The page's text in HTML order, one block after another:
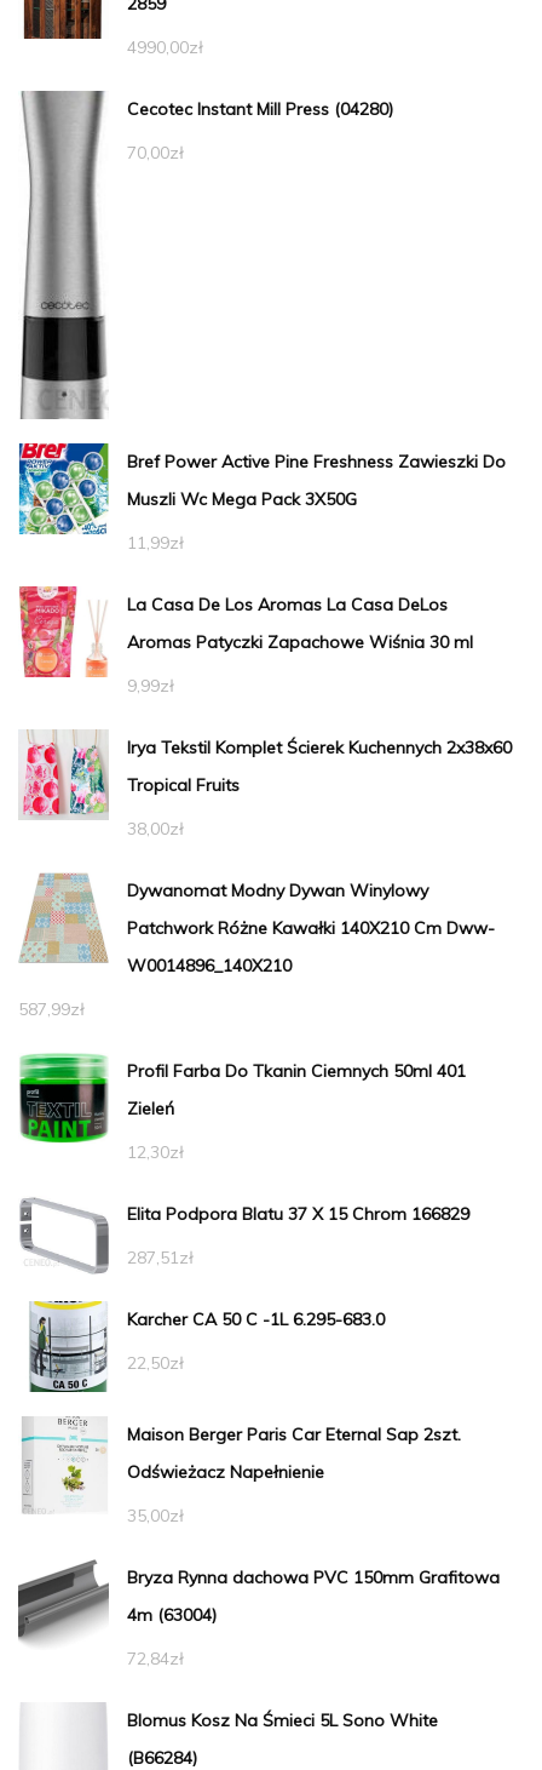
4990,00zł
Cecotec Instant Mill Press (04280)
70,00zł
Bref Power Active Pine Freshness Zawieszki Do
Muszli Wc Mega Pack 3X50G
11,99zł
La Casa De Los Aromas La Casa DeLos
Aromas Patyczki Zapachowe Wiśnia 30 ml
9,99zł
Irya Tekstil Komplet Ścierek Kuchennych 2x38x60
Tropical Fruits
38,00zł
Dywanomat Modny Dywan Winylowy
Patchwork Różne Kawałki 140X210 Cm Dww-
W0014896_140X210
587,99zł
Profil Farba Do Tkanin Ciemnych 50ml 401
Zieleń
12,30zł
Elita Podpora Blatu 37 X 15 Chrom 166829
287,51 zł
Karcher CA 50 C -1L 6.295-683.0
22,50zł
Maison Berger Paris Car Eternal Sap 2szt.
Odświeżacz Napełnienie
35,00zł
Bryza Rynna dachowa PVC 150mm Grafitowa
4m (63004)
72,84zł
Blomus Kosz Na Śmieci 5L Sono White
(B66284)